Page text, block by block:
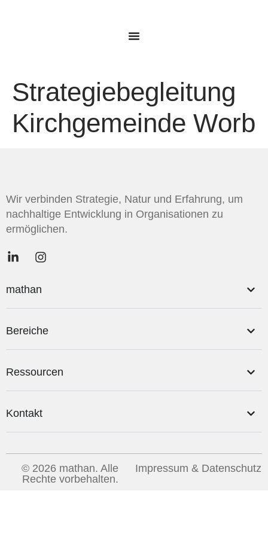
Strategiebegleitung
Kirchgemeinde Worb
Wir verbinden Strategie, Natur und Erfahrung, um
nachhaltige Entwicklung in Organisationen zu
ermöglichen.
mathan
Bereiche
Ressourcen
Kontakt
© 2026 mathan. Alle
Rechte vorbehalten.
Impressum & Datenschutz